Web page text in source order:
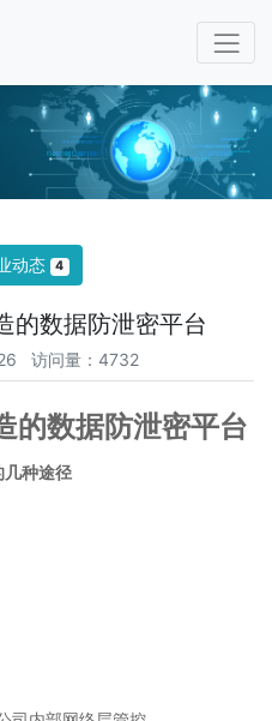
动态 4
的数据防泄密平台
访问量：4732
的数据防泄密平台
几种途径